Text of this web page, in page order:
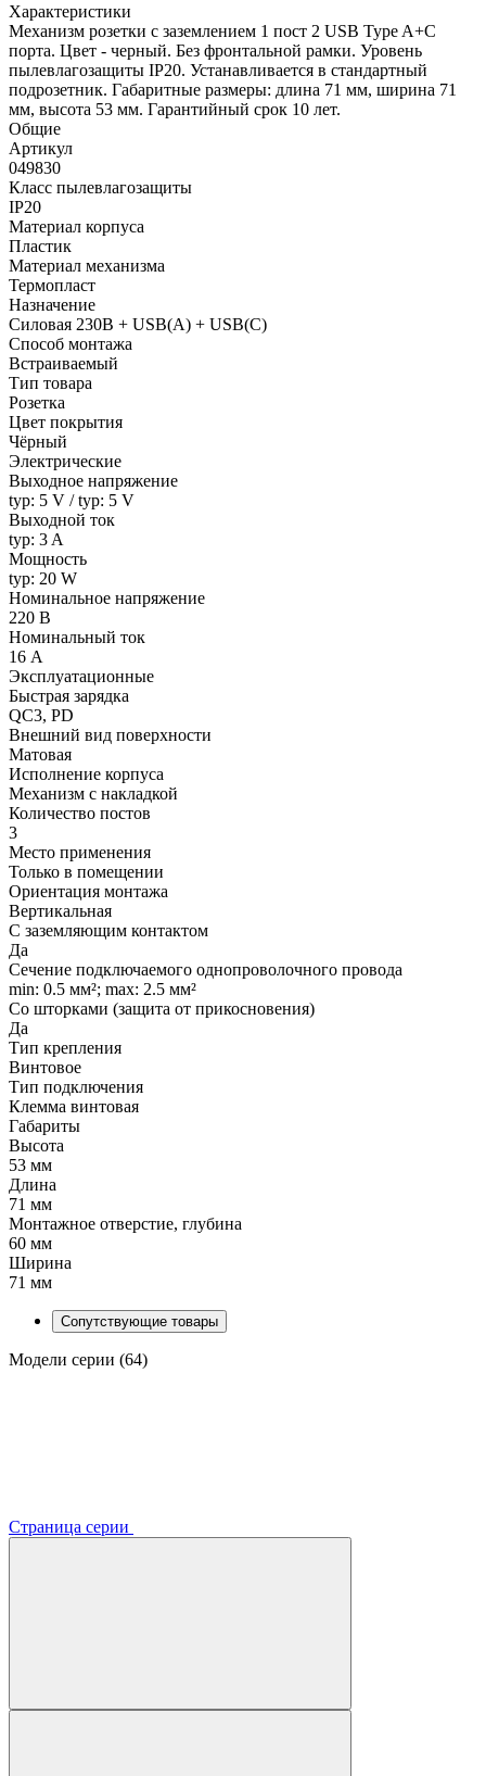
Характеристики
Механизм розетки с заземлением 1 пост 2 USB Type A+C
порта. Цвет - черный. Без фронтальной рамки. Уровень
пылевлагозащиты IP20. Устанавливается в стандартный
подрозетник. Габаритные размеры: длина 71 мм, ширина 71
мм, высота 53 мм. Гарантийный срок 10 лет.
Общие
Артикул
049830
Класс пылевлагозащиты
IP20
Материал корпуса
Пластик
Материал механизма
Термопласт
Назначение
Силовая 230В + USB(A) + USВ(С)
Способ монтажа
Встраиваемый
Тип товара
Розетка
Цвет покрытия
Чёрный
Электрические
Выходное напряжение
typ: 5 V / typ: 5 V
Выходной ток
typ: 3 A
Мощность
typ: 20 W
Номинальное напряжение
220 В
Номинальный ток
16 А
Эксплуатационные
Быстрая зарядка
QC3, PD
Внешний вид поверхности
Матовая
Исполнение корпуса
Механизм с накладкой
Количество постов
3
Место применения
Только в помещении
Ориентация монтажа
Вертикальная
С заземляющим контактом
Да
Сечение подключаемого однопроволочного провода
min: 0.5 мм²; max: 2.5 мм²
Со шторками (защита от прикосновения)
Да
Тип крепления
Винтовое
Тип подключения
Клемма винтовая
Габариты
Высота
53 мм
Длина
71 мм
Монтажное отверстие, глубина
60 мм
Ширина
71 мм
Сопутствующие товары
Модели серии (64)
Страница серии